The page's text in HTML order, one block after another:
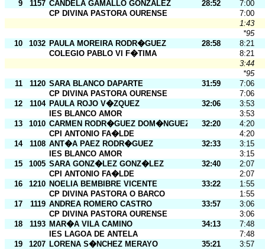
9
1157 CANDELA GAMALLO GONZALEZ 28:52
7:00
CP DIVINA PASTORA OURENSE
7:00
1:43
*95
10
1032 PAULA MOREIRA RODR�GUEZ 28:58
8:21
COLEGIO PABLO VI F�TIMA
8:21
3:44
*95
11
1120 SARA BLANCO DAPARTE 31:59
7:06
CP DIVINA PASTORA OURENSE
7:06
12
1104 PAULA ROJO V�ZQUEZ 32:06
3:53
IES BLANCO AMOR
3:53
13
1010 CARMEN RODR�GUEZ DOM�NGUEZ 32:20
4:20
CPI ANTONIO FA�LDE
4:20
14
1108 ANT�A PAEZ RODR�GUEZ 32:33
3:15
IES BLANCO AMOR
3:15
15
1005 SARA GONZ�LEZ GONZ�LEZ 32:40
2:07
CPI ANTONIO FA�LDE
2:07
16
1210 NOELIA BEMBIBRE VICENTE 33:22
1:55
CP DIVINA PASTORA O BARCO
1:55
17
1119 ANDREA ROMERO CASTRO 33:57
3:06
CP DIVINA PASTORA OURENSE
3:06
18
1193 MAR�A VILA CAMINO 34:13
7:48
IES LAGOA DE ANTELA
7:48
19
1207 LORENA S�NCHEZ MERAYO 35:21
3:57